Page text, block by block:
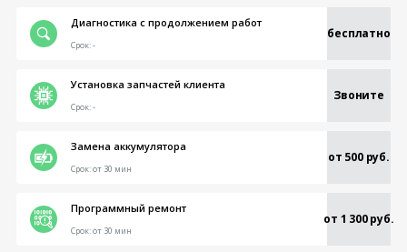
Диагностика с продолжением работ
бесплатно
Срок:-
Установка запчастей клиента
Звоните
Срок:-
Замена аккумулятора
от 500 руб.
Срок:от 30 мин
Программный ремонт
от 1 300 руб.
Срок:от 30 мин